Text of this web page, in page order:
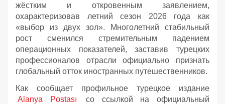
жёстким и откровенным заявлением,
охарактеризовав летний сезон 2026 года как
«выбор из двух зол». Многолетний стабильный
рост сменился стремительным падением
операционных показателей, заставив турецких
профессионалов отрасли официально признать
глобальный отток иностранных путешественников.
Как сообщает профильное турецкое издание
Alanya Postası
со ссылкой на официальный